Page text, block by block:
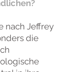
nach Jeffrey
die